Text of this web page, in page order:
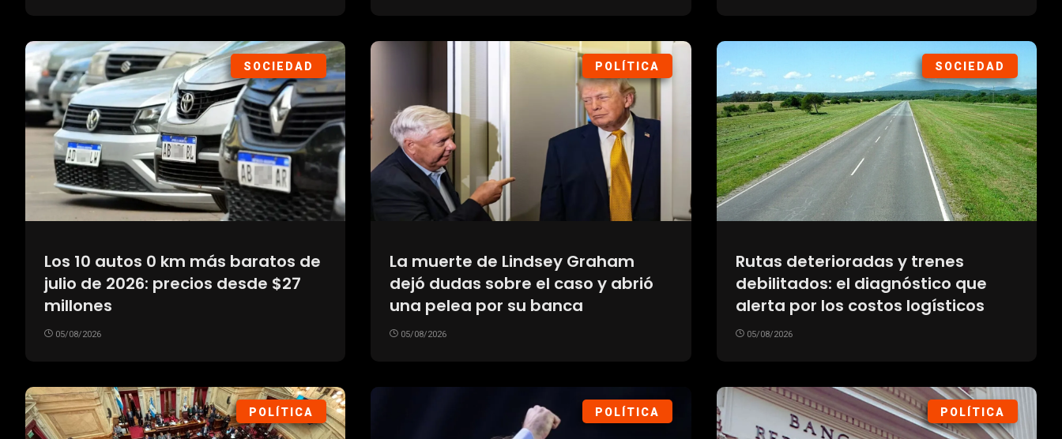
SOCIEDAD
Los 10 autos 0 km más baratos de
julio de 2026: precios desde $27
millones
05/08/2026
POLÍTICA
La muerte de Lindsey Graham
dejó dudas sobre el caso y abrió
una pelea por su banca
05/08/2026
SOCIEDAD
Rutas deterioradas y trenes
debilitados: el diagnóstico que
alerta por los costos logísticos
05/08/2026
POLÍTICA POLÍTICA POLÍTICA